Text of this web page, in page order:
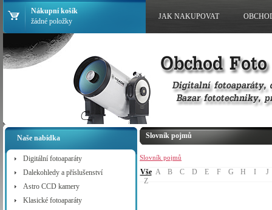
Naše nabídka
Digitální fotoaparáty
Dalekohledy a příslušenství
Astro CCD kamery
Klasické fotoaparáty
Slovník pojmů
Slovník pojmů
Vše A B C D E F G H I
J
Z
Nákupní košík
žádné položky
JAK NAKUPOVAT